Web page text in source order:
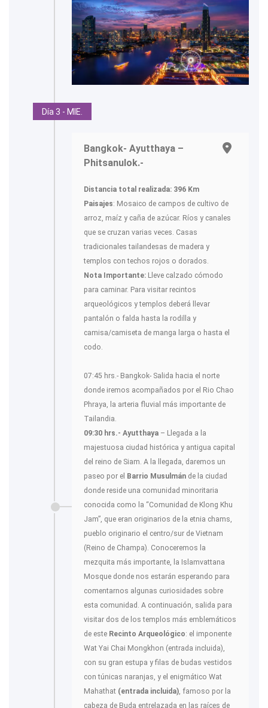
Día 3 - MIE.
Bangkok- Ayutthaya –
Phitsanulok.-
Distancia total realizada: 396 Km
Paisajes: Mosaico de campos de cultivo de
arroz, maíz y caña de azúcar. Ríos y canales
que se cruzan varias veces. Casas
tradicionales tailandesas de madera y
templos con techos rojos o dorados.
Nota Importante: Lleve calzado cómodo
para caminar. Para visitar recintos
arqueológicos y templos deberá llevar
pantalón o falda hasta la rodilla y
camisa/camiseta de manga larga o hasta el
codo.
07:45 hrs.- Bangkok- Salida hacia el norte
donde iremos acompañados por el Rio Chao
Phraya, la arteria fluvial más importante de
Tailandia.
09:30 hrs.- Ayutthaya – Llegada a la
majestuosa ciudad histórica y antigua capital
del reino de Siam. A la llegada, daremos un
paseo por el Barrio Musulmán de la ciudad
donde reside una comunidad minoritaria
conocida como la “Comunidad de Klong Khu
Jam”, que eran originarios de la etnia chams,
pueblo originario el centro/sur de Vietnam
(Reino de Champa). Conoceremos la
mezquita más importante, la Islamvattana
Mosque donde nos estarán esperando para
comentarnos algunas curiosidades sobre
esta comunidad. A continuación, salida para
visitar dos de los templos más emblemáticos
de este Recinto Arqueológico: el imponente
Wat Yai Chai Mongkhon (entrada incluida),
con su gran estupa y filas de budas vestidos
con túnicas naranjas, y el enigmático Wat
Mahathat (entrada incluida), famoso por la
cabeza de Buda entrelazada en las raíces de